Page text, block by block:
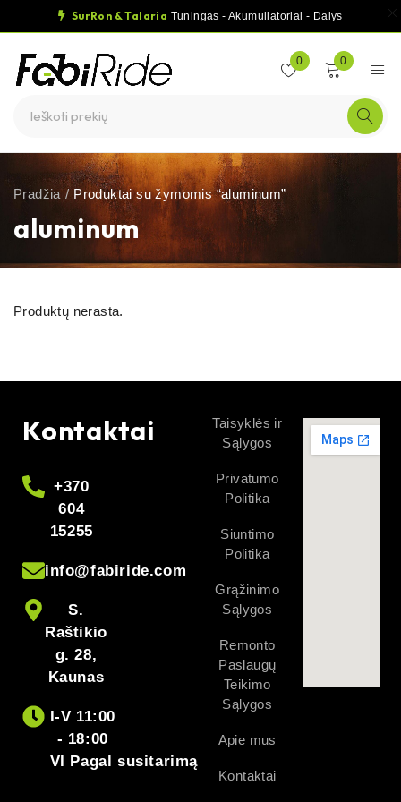
SurRon & Talaria Tuningas - Akumuliatoriai - Dalys
0 0
aluminum
Pradžia / Produktai su žymomis “aluminum”
Produktų nerasta.
Kontaktai
+370
604
15255
info@fabiride.com
S.
Raštikio
g. 28,
Kaunas
I-V 11:00
- 18:00
VI Pagal susitarimą
Taisyklės ir
Sąlygos
Privatumo
Politika
Siuntimo
Politika
Grąžinimo
Sąlygos
Remonto
Paslaugų
Teikimo
Sąlygos
Apie mus
Kontaktai